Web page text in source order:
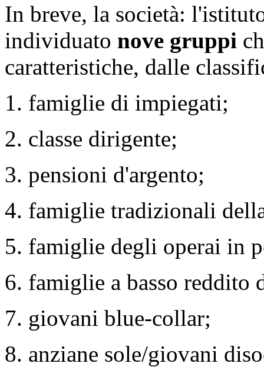
In breve, la società:
individuato nove gruppi
caratteristiche, dalle
1. famiglie di impiegati;
2. classe dirigente;
3. pensioni d'argento;
4. famiglie tradizionali
5. famiglie degli operai in
6. famiglie a basso
7. giovani blue-collar;
8. anziane sole/giovani